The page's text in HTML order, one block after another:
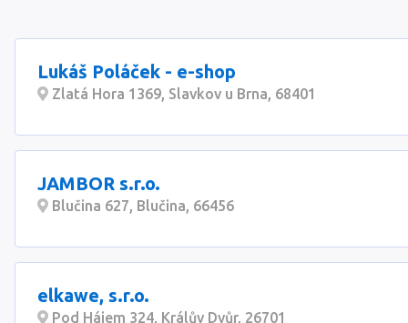
Lukáš Poláček - e-shop
Zlatá Hora 1369, Slavkov u Brna, 68401
JAMBOR s.r.o.
Blučina 627, Blučina, 66456
elkawe, s.r.o.
Pod Hájem 324, Králův Dvůr, 26701